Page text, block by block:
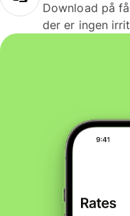
Download på
der er ingen